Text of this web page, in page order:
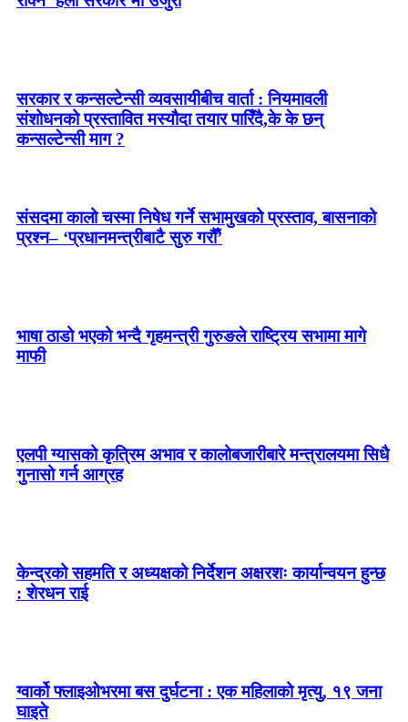
सरकार र कन्सल्टेन्सी व्यवसायीबीच वार्ता : नियमावली
संशोधनको प्रस्तावित मस्यौदा तयार पारिँदै,के के छन्
कन्सल्टेन्सी माग ?
संसदमा कालो चस्मा निषेध गर्ने सभामुखको प्रस्ताव, बासनाको
प्रश्न– ‘प्रधानमन्त्रीबाटै सुरु गरौँ’
भाषा ठाडो भएको भन्दै गृहमन्त्री गुरुङले राष्ट्रिय सभामा मागे
माफी
एलपी ग्यासको कृत्रिम अभाव र कालोबजारीबारे मन्त्रालयमा सिधै
गुनासो गर्न आग्रह
केन्द्रको सहमति र अध्यक्षको निर्देशन अक्षरशः कार्यान्वयन हुन्छ
: शेरधन राई
ग्वार्को फ्लाइओभरमा बस दुर्घटना : एक महिलाको मृत्यु, १९ जना
घाइते